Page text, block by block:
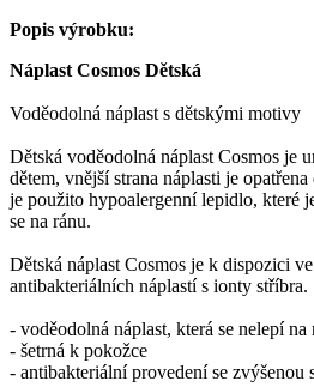
Popis výrobku:
Náplast Cosmos Dětská
Voděodolná náplast s dětskými motivy
Dětská voděodolná náplast Cosmos je
dětem, vnější strana náplasti je
je použito hypoalergenní lepidlo, které
se na ránu.
Dětská náplast Cosmos je k dispozici
antibakteriálních náplastí s ionty stříbra.
- voděodolná náplast, která se nelepí na
- šetrná k pokožce
- antibakteriální provedení se zvýšenou